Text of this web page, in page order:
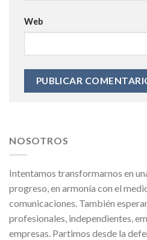
Web
NOSOTROS
Intentamos transformarnos en
progreso, en armonía con el
comunicaciones. También
profesionales, independientes,
empresas. Partimos desde la